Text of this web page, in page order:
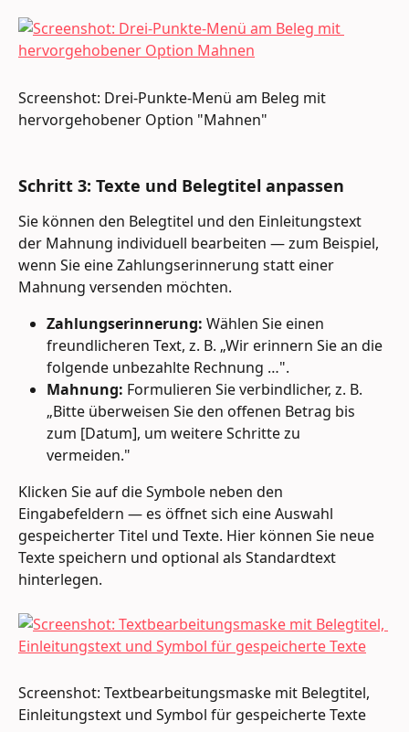
Screenshot: Drei-Punkte-Menü am Beleg mit
hervorgehobener Option "Mahnen"
Schritt 3: Texte und Belegtitel anpassen
Sie können den Belegtitel und den Einleitungstext
der Mahnung individuell bearbeiten — zum Beispiel,
wenn Sie eine Zahlungserinnerung statt einer
Mahnung versenden möchten.
Zahlungserinnerung: Wählen Sie einen
freundlicheren Text, z. B. „Wir erinnern Sie an die
folgende unbezahlte Rechnung …".
Mahnung: Formulieren Sie verbindlicher, z. B.
„Bitte überweisen Sie den offenen Betrag bis
zum [Datum], um weitere Schritte zu
vermeiden."
Klicken Sie auf die Symbole neben den
Eingabefeldern — es öffnet sich eine Auswahl
gespeicherter Titel und Texte. Hier können Sie neue
Texte speichern und optional als Standardtext
hinterlegen.
Screenshot: Textbearbeitungsmaske mit Belegtitel,
Einleitungstext und Symbol für gespeicherte Texte